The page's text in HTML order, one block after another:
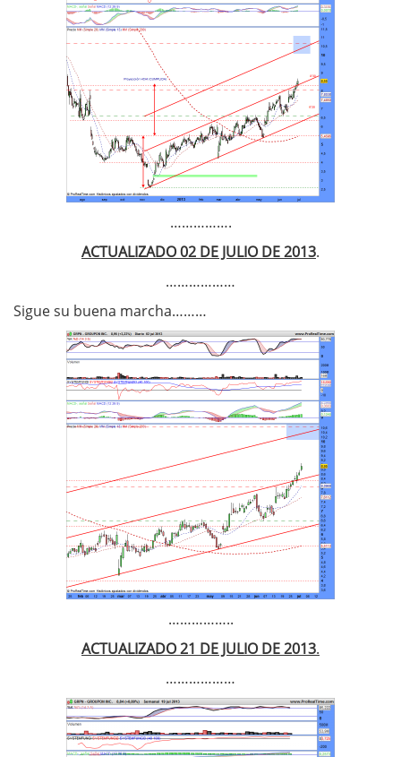
…………….
ACTUALIZADO 02 DE JULIO DE 2013.
………………
Sigue su buena marcha………
……………..
ACTUALIZADO 21 DE JULIO DE 2013.
………………